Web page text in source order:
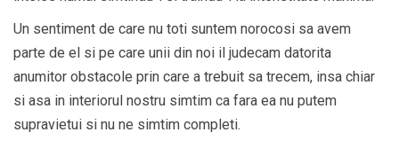
Un sentiment de care nu toti suntem norocosi sa avem
parte de el si pe care unii din noi il judecam datorita
anumitor obstacole prin care a trebuit sa trecem, insa chiar
si asa in interiorul nostru simtim ca fara ea nu putem
supravietui si nu ne simtim completi.